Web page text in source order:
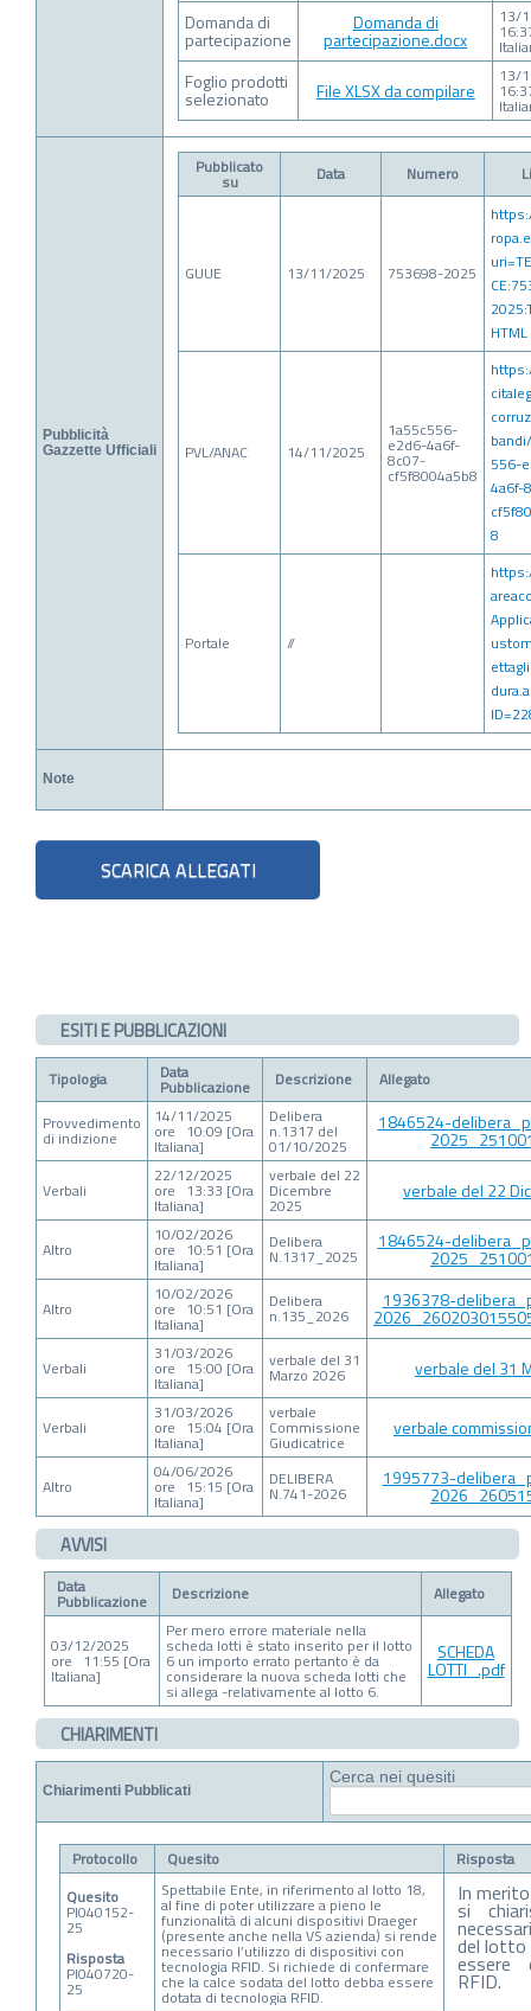
Domanda di
partecipazione
Domanda di
partecipazione.docx
13/
Foglio prodotti
selezionato File XLSX da compilare
13/
Pubblicità
Gazzette Ufficiali
Pubblicato
su Data Numero
GUUE 13/11/2025 753698-2025
HTML
PVL/ANAC 14/11/2025
1a55c556-
e2d6-4a6f-
8c07-
cf5f8004a5b8
556-
4a6f-
8
Portale //
Note
ESITI E PUBBLICAZIONI
Tipologia Data
Pubblicazione Descrizione
Allegato
Provvedimento
di indizione
14/11/2025
ore 10:09 [Ora
Italiana]
Delibera
n.1317 del
01/10/2025
1846524-
Verbali
22/12/2025
ore 13:33 [Ora
Italiana]
verbale del 22
Dicembre
2025
verbale del 22
Altro
10/02/2026
ore 10:51 [Ora
Italiana]
Delibera
N.1317_2025
1846524-
Altro
10/02/2026
ore 10:51 [Ora
Italiana]
Delibera
n.135_2026
1936378-
Verbali
31/03/2026
ore 15:00 [Ora
Italiana]
verbale del 31
Marzo 2026 verbale del 31
Verbali
31/03/2026
ore 15:04 [Ora
Italiana]
verbale
Commissione
Giudicatrice
verbale
Altro
04/06/2026
ore 15:15 [Ora
Italiana]
DELIBERA
N.741-2026
1995773-
AVVISI
Data
Pubblicazione Descrizione Allegato
03/12/2025
ore 11:55 [Ora
Italiana]
Per mero errore materiale nella
scheda lotti è stato inserito per il lotto
6 un importo errato pertanto è da
considerare la nuova scheda lotti che
si allega -relativamente al lotto 6.
SCHEDA
LOTTI_.pdf
CHIARIMENTI
Chiarimenti Pubblicati
Cerca nei quesiti
Protocollo Quesito
Risposta
Quesito
PI040152-
25
Risposta
PI040720-
25
Spettabile Ente, in riferimento al lotto 18,
al fine di poter utilizzare a pieno le
funzionalità di alcuni dispositivi Draeger
(presente anche nella VS azienda) si rende
necessario l’utilizzo di dispositivi con
tecnologia RFID. Si richiede di confermare
che la calce sodata del lotto debba essere
dotata di tecnologia RFID.
In
si
del lotto
essere
RFID.